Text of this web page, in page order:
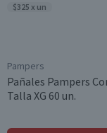
$325 x un
Pampers
Pañales Pampers
Talla XG 60 un.